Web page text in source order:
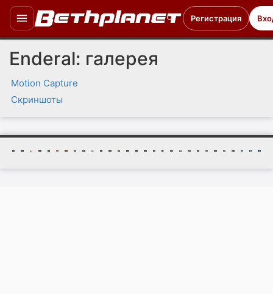
Регистрация
Enderal: галерея
Motion Capture
Скриншоты